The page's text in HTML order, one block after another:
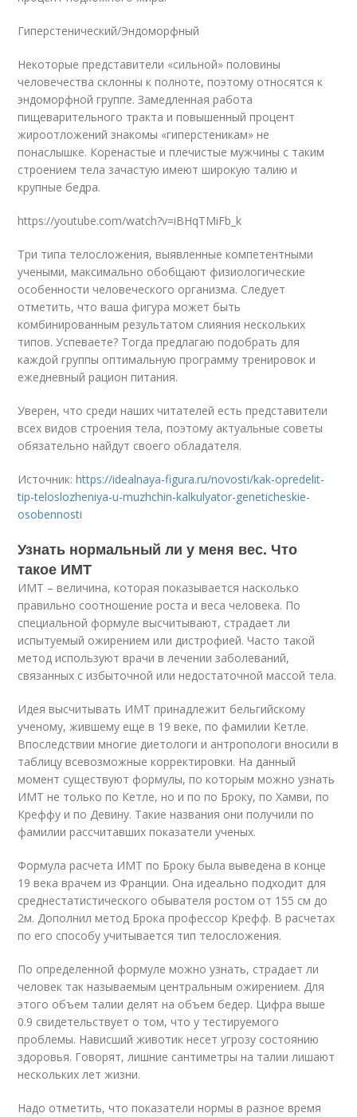
Гиперстенический/Эндоморфный
Некоторые представители «сильной» половины
человечества склонны к полноте, поэтому относятся к
эндоморфной группе. Замедленная работа
пищеварительного тракта и повышенный процент
жироотложений знакомы «гиперстеникам» не
понаслышке. Коренастые и плечистые мужчины с таким
строением тела зачастую имеют широкую талию и
крупные бедра.
https://youtube.com/watch?v=iBHqTMiFb_k
Три типа телосложения, выявленные компетентными
учеными, максимально обобщают физиологические
особенности человеческого организма. Следует
отметить, что ваша фигура может быть
комбинированным результатом слияния нескольких
типов. Успеваете? Тогда предлагаю подобрать для
каждой группы оптимальную программу тренировок и
ежедневный рацион питания.
Уверен, что среди наших читателей есть представители
всех видов строения тела, поэтому актуальные советы
обязательно найдут своего обладателя.
Источник:https://idealnaya-figura.ru/novosti/kak-opredelit-
tip-teloslozheniya-u-muzhchin-kalkulyator-geneticheskie-
osobennosti
Узнать нормальный ли у меня вес. Что
такое ИМТ
ИМТ – величина, которая показывается насколько
правильно соотношение роста и веса человека. По
специальной формуле высчитывают, страдает ли
испытуемый ожирением или дистрофией. Часто такой
метод используют врачи в лечении заболеваний,
связанных с избыточной или недостаточной массой тела.
Идея высчитывать ИМТ принадлежит бельгийскому
ученому, жившему еще в 19 веке, по фамилии Кетле.
Впоследствии многие диетологи и антропологи вносили в
таблицу всевозможные корректировки. На данный
момент существуют формулы, по которым можно узнать
ИМТ не только по Кетле, но и по по Броку, по Хамви, по
Креффу и по Девину. Такие названия они получили по
фамилии рассчитавших показатели ученых.
Формула расчета ИМТ по Броку была выведена в конце
19 века врачем из Франции. Она идеально подходит для
среднестатистического обывателя ростом от 155 см до
2м. Дополнил метод Брока профессор Крефф. В расчетах
по его способу учитывается тип телосложения.
По определенной формуле можно узнать, страдает ли
человек так называемым центральным ожирением. Для
этого объем талии делят на объем бедер. Цифра выше
0.9 свидетельствует о том, что у тестируемого
проблемы. Нависший животик несет угрозу состоянию
здоровья. Говорят, лишние сантиметры на талии лишают
нескольких лет жизни.
Надо отметить, что показатели нормы в разное время